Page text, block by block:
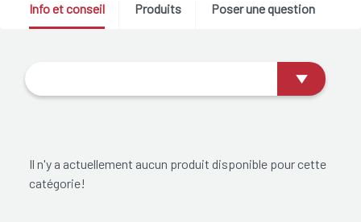
Info et conseil Produits Poser une question
Il n'y a actuellement aucun produit disponible pour cette
catégorie!